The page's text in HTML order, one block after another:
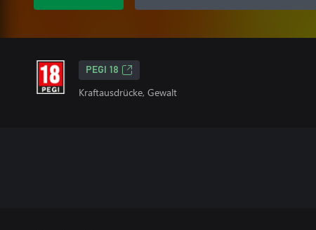
PEGI 18
Kraftausdrücke, Gewalt